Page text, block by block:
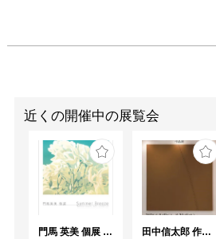
近くの開催中の展覧会
門馬 英美 個展 Summer Breeze
田中信太郎 作品展